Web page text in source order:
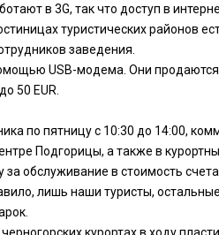
в 3G, так что доступ в
туристических районов
заведения.
USB-модема. Они
50 EUR.
по пятницу с 10:30 до 14:00,
Подгорицы, а также в
обслуживание в стоимость
лишь наши туристы,